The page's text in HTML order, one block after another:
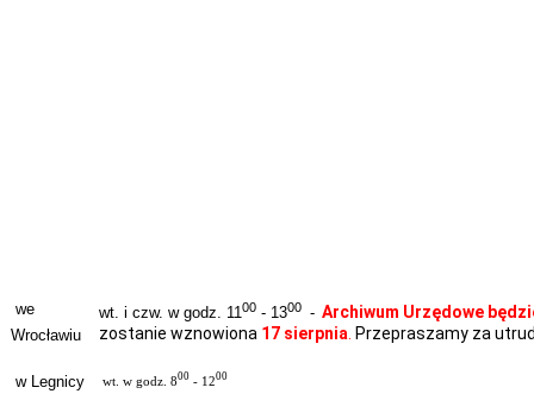
we
Wrocławiu
wt. i czw. w godz. 1100 - 1300 - Archiwum Urzędowe
zostanie wznowiona 17 sierpnia Przepraszamy za
w Legnicy wt. w godz. 800 - 1200